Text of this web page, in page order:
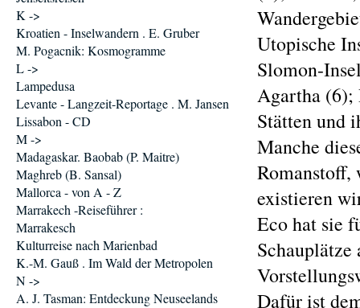
Utopische
Slomon-
Agartha (6);
Stätten und
Manche
Romanstoff,
existieren
Eco hat sie
Schauplätze
Dafür ist
K ->
Kroatien - Inselwandern . E. Gruber
M. Pogacnik: Kosmogramme
L ->
Lampedusa
Levante - Langzeit-Reportage . M. Jansen
Lissabon - CD
M ->
Madagaskar. Baobab (P. Maitre)
Maghreb (B. Sansal)
Mallorca - von A - Z
Marrakech -Reiseführer :
Marrakesch
Kulturreise nach Marienbad
K.-M. Gauß . Im Wald der Metropolen
N ->
A. J. Tasman: Entdeckung Neuseelands